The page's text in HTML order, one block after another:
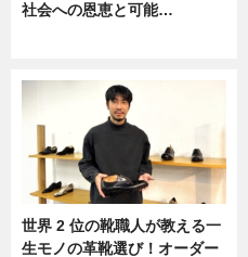
社会への恩恵と可能…
世界 2 位の靴職人が教える一
生モノの革靴選び！オーダー